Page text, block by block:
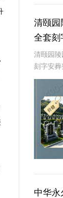
清颐园
全套刻
用户福
清颐园
刻字安
☎ 清颐
会，人
视。清
中华永